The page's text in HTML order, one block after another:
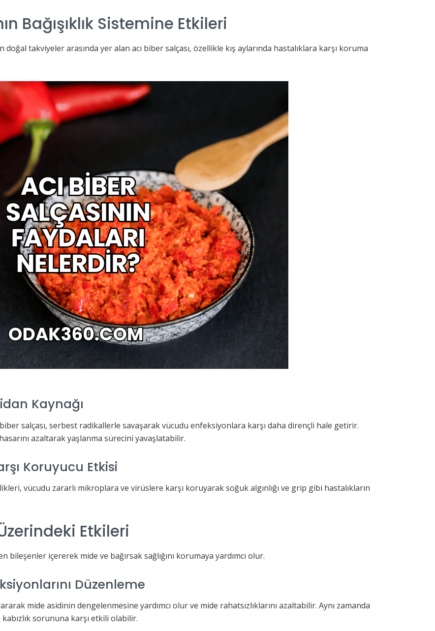
Bağışıklık Sistemine Etkileri
doğal takviyeler arasında yer alan acı biber salçası, özellikle kış aylarında hastalıklara karşı koruma
Kaynağı
biber salçası, serbest radikallerle savaşarak vücudu enfeksiyonlara karşı daha dirençli hale getirir.
azaltarak yaşlanma sürecini yavaşlatabilir.
Koruyucu Etkisi
vücudu zararlı mikroplara ve virüslere karşı koruyarak soğuk algınlığı ve grip gibi hastalıkların
Etkileri
bileşenler içererek mide ve bağırsak sağlığını korumaya yardımcı olur.
Düzenleme
mide asidinin dengelenmesine yardımcı olur ve mide rahatsızlıklarını azaltabilir. Aynı zamanda
sorununa karşı etkili olabilir.